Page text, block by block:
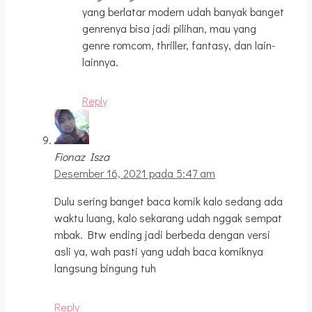
yang berlatar modern udah banyak banget
genrenya bisa jadi pilihan, mau yang
genre romcom, thriller, fantasy, dan lain-
lainnya.
Reply
Fionaz Isza
Desember 16, 2021 pada 5:47 am
Dulu sering banget baca komik kalo sedang ada
waktu luang, kalo sekarang udah nggak sempat
mbak. Btw ending jadi berbeda dengan versi
asli ya, wah pasti yang udah baca komiknya
langsung bingung tuh
Reply